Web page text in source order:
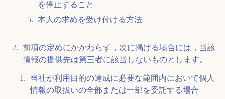
を停止すること
本人の求めを受け付ける方法
前項の定めにかかわらず，次に掲げる場合には，当該
情報の提供先は第三者に該当しないものとします。
当社が利用目的の達成に必要な範囲内において個人
情報の取扱いの全部または一部を委託する場合